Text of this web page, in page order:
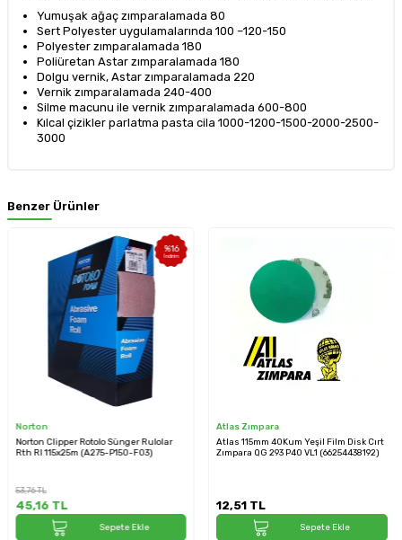
Yumuşak ağaç zımparalamada 80
Sert Polyester uygulamalarında 100 –120-150
Polyester zımparalamada 180
Poliüretan Astar zımparalamada 180
Dolgu vernik, Astar zımparalamada 220
Vernik zımparalamada 240-400
Silme macunu ile vernik zımparalamada 600-800
Kılcal çizikler parlatma pasta cila 1000-1200-1500-2000-2500-
3000
Benzer Ürünler
%16
İndirim
Norton
Norton Clipper Rotolo Sünger Rulolar
Rth Rl 115x25m (A275-P150-F03)
53,76TL
45,16TL
Sepete Ekle
Atlas Zımpara
Atlas 115mm 40Kum Yeşil Film Disk Cırt
Zımpara QG 293 P40 VL1 (66254438192)
12,51TL
Sepete Ekle